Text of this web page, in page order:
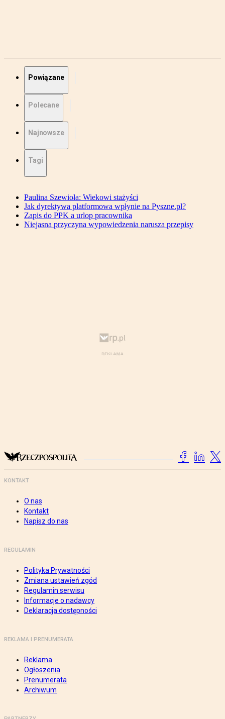
Powiązane
Polecane
Najnowsze
Tagi
Paulina Szewioła: Wiekowi stażyści
Jak dyrektywa platformowa wpłynie na Pyszne.pl?
Zapis do PPK a urlop pracownika
Niejasna przyczyna wypowiedzenia narusza przepisy
KONTAKT
O nas
Kontakt
Napisz do nas
REGULAMIN
Polityka Prywatności
Zmiana ustawień zgód
Regulamin serwisu
Informacje o nadawcy
Deklaracja dostępności
REKLAMA I PRENUMERATA
Reklama
Ogłoszenia
Prenumerata
Archiwum